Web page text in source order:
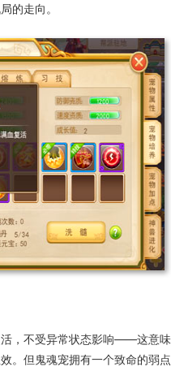
的走向。
活，不受异常状态影响——这意味
。但鬼魂宠拥有一个致命的弱点